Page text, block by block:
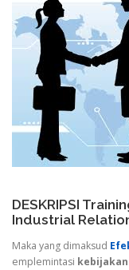
DESKRIPSI
Industrial
Maka yang dimaksud
emplemintasi kebijakan